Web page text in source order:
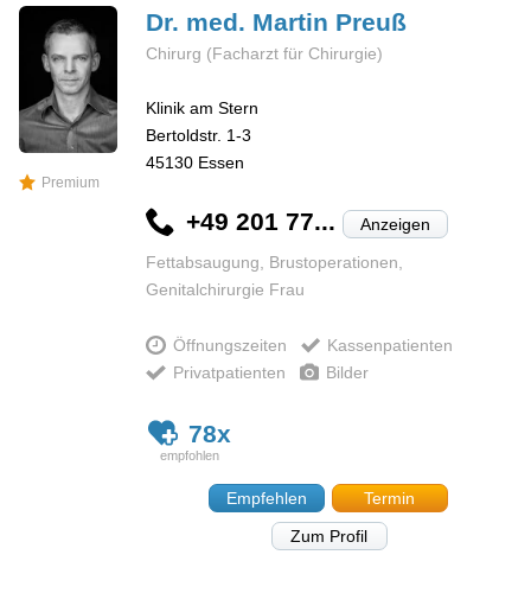
Premium
Dr. med. Martin Preuß
Chirurg (Facharzt für Chirurgie)
Klinik am Stern
Bertoldstr. 1-3
45130 Essen
+49 201 77... Anzeigen
Fettabsaugung, Brustoperationen,
Genitalchirurgie Frau
Öffnungszeiten
Kassenpatienten
Privatpatienten
Bilder
78x
Empfehlen
Termin
Zum Profil